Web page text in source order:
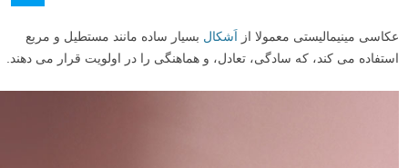
عکاسی مینیمالیستی معمولا از اَشکال بسیار ساده مانند مستطیل و مربع
استفاده می کند، که سادگی، تعادل، و هماهنگی را در اولویت قرار می دهند.